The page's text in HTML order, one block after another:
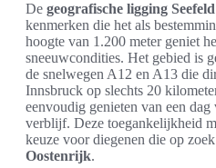
De geografische ligging Seefeld
kenmerken die het als
hoogte van 1.200 meter geniet
sneeuwcondities. Het gebied is
de snelwegen A12 en A13 die
Innsbruck op slechts 20
eenvoudig genieten van een
verblijf. Deze toegankelijkheid
keuze voor diegenen die op
Oostenrijk.